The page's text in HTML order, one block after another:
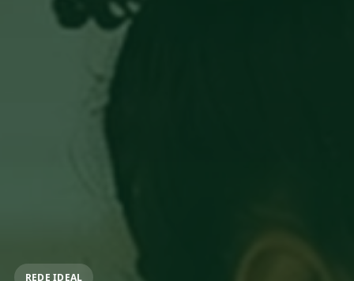
REDE IDEAL